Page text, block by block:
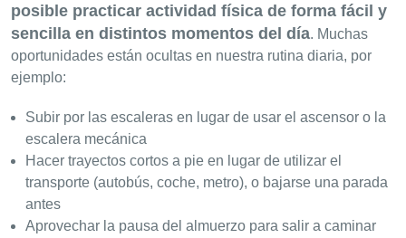
posible practicar actividad física de forma fácil y
sencilla en distintos momentos del día. Muchas
oportunidades están ocultas en nuestra rutina diaria, por
ejemplo:
Subir por las escaleras en lugar de usar el ascensor o la
escalera mecánica
Hacer trayectos cortos a pie en lugar de utilizar el
transporte (autobús, coche, metro), o bajarse una parada
antes
Aprovechar la pausa del almuerzo para salir a caminar